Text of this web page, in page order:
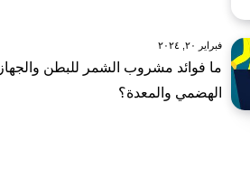
فبراير ٢٠, ٢٠٢٤
ما فوائد مشروب الشمر للبطن والجهاز
الهضمي والمعدة؟